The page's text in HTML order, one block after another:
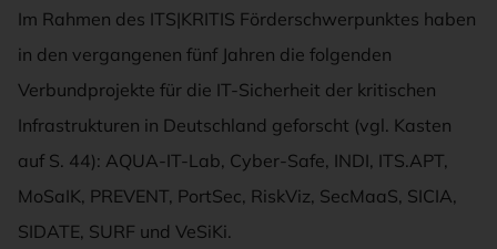
Im Rahmen des ITS|KRITIS Förderschwerpunktes haben
in den vergangenen fünf Jahren die folgenden
Verbundprojekte für die IT-Sicherheit der kritischen
Infrastrukturen in Deutschland geforscht (vgl. Kasten
auf S. 44): AQUA-IT-Lab, Cyber-Safe, INDI, ITS.APT,
MoSaIK, PREVENT, PortSec, RiskViz, SecMaaS, SICIA,
SIDATE, SURF und VeSiKi.